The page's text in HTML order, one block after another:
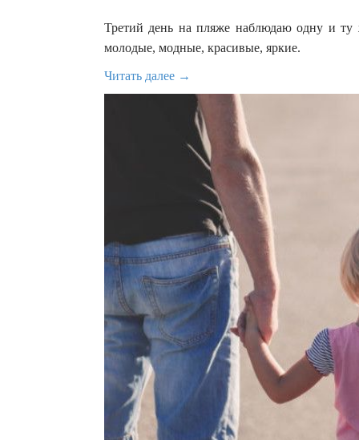
Третий день на пляже наблюдаю одну и
молодые, модные, красивые, яркие.
Читать далее →